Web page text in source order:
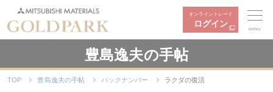
オンライントレード
ログイン
MENU
豊島逸夫の手帖
TOP 豊島逸夫の手帖 バックナンバー ラクダの復活